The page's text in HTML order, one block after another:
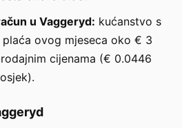
u Vaggeryd: kućanstvo s
ovog mjeseca oko € 3
cijenama (€ 0.0446